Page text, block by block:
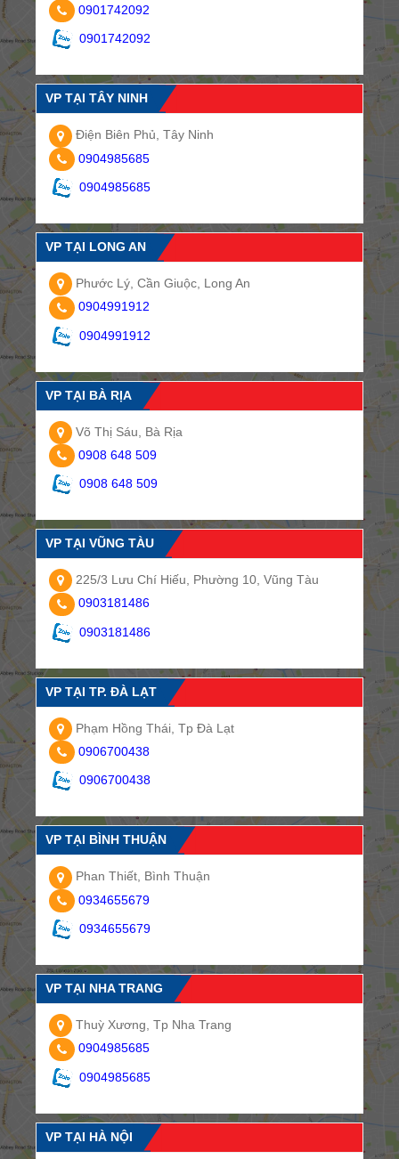
0901742092
0901742092
VP TẠI TÂY NINH
Điện Biên Phủ, Tây Ninh
0904985685
0904985685
VP TẠI LONG AN
Phước Lý, Cần Giuộc, Long An
0904991912
0904991912
VP TẠI BÀ RỊA
Võ Thị Sáu, Bà Rịa
0908 648 509
0908 648 509
VP TẠI VŨNG TÀU
225/3 Lưu Chí Hiếu, Phường 10, Vũng Tàu
0903181486
0903181486
VP TẠI TP. ĐÀ LẠT
Phạm Hồng Thái, Tp Đà Lạt
0906700438
0906700438
VP TẠI BÌNH THUẬN
Phan Thiết, Bình Thuận
0934655679
0934655679
VP TẠI NHA TRANG
Thuỳ Xương, Tp Nha Trang
0904985685
0904985685
VP TẠI HÀ NỘI